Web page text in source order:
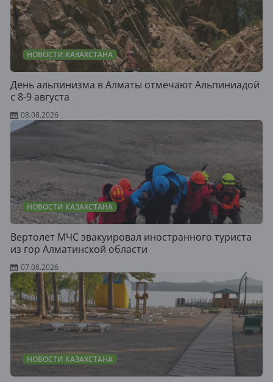
НОВОСТИ КАЗАХСТАНА
День альпинизма в Алматы отмечают Альпиниадой
с 8-9 августа
08.08.2026
НОВОСТИ КАЗАХСТАНА
Вертолет МЧС эвакуировал иностранного туриста
из гор Алматинской области
07.08.2026
НОВОСТИ КАЗАХСТАНА